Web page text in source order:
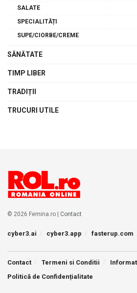
SALATE
SPECIALITĂȚI
SUPE/CIORBE/CREME
SĂNĂTATE
TIMP LIBER
TRADIȚII
TRUCURI UTILE
© 2026 Femina.ro | Contact
cyber3.ai cyber3.app fasterup.com
Contact Termeni si Conditii
Politică de Confidențialitate